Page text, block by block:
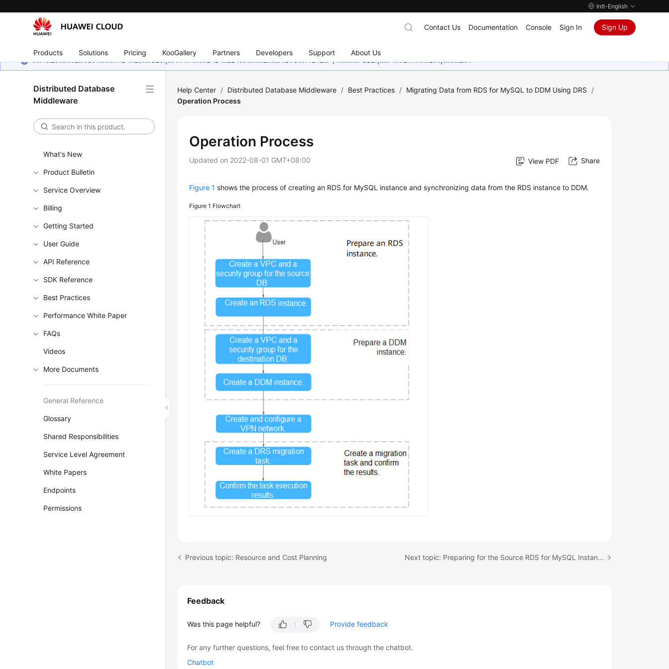
Intl-English
Products Solutions Pricing KooGallery Partners Developers Support About Us
Contact Us Documentation Console Sign In Sign Up
หน้านี้ยังไม่พร้อมใช้งานในภาษาท้องถิ่นของคุณ เรากำลังพยายามอย่างหนักเพื่อเพิ่มเวอร์ชันภาษาอื่น ๆ เพิ่มเติม ขอบคุณสำหรับการสนับสนุนเสมอมา
Distributed Database
Middleware
What's New
Product Bulletin
Service Overview
Billing
Getting Started
User Guide
API Reference
SDK Reference
Best Practices
Performance White Paper
FAQs
Videos
More Documents
General Reference
Glossary
Shared Responsibilities
Service Level Agreement
White Papers
Endpoints
Permissions
Help Center / Distributed Database Middleware / Best Practices / Migrating Data from RDS for MySQL to DDM Using DRS
/
Operation Process
Operation Process
Updated on 2022-08-01 GMT+08:00 View PDF Share
Figure 1 shows the process of creating an RDS for MySQL instance and synchronizing data from the RDS instance to DDM.
Figure 1 Flowchart
Previous topic: Resource and Cost Planning Next topic: Preparing for the Source RDS for MySQL Instance
Feedback
Was this page helpful? Provide feedback
For any further questions, feel free to contact us through the chatbot.
Chatbot